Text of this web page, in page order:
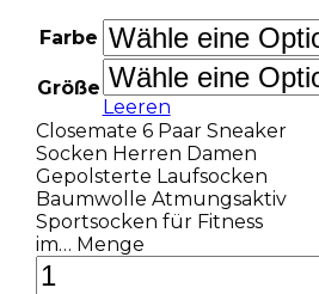
Farbe
Größe
Leeren
Closemate 6 Paar Sneaker
Socken Herren Damen
Gepolsterte Laufsocken
Baumwolle Atmungsaktiv
Sportsocken für Fitness
im… Menge